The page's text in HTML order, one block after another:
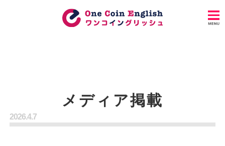
メディア掲載
2026.4.7